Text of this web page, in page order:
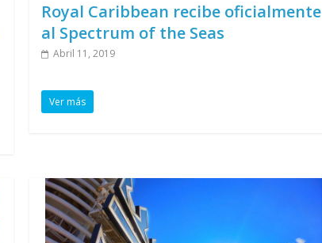
Royal Caribbean recibe oficialmente
al Spectrum of the Seas
Abril 11, 2019
Ver más